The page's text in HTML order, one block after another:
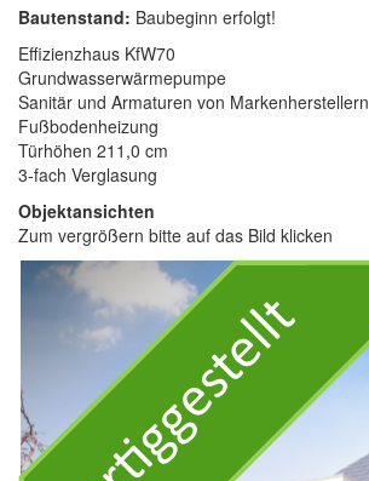
Bautenstand: Baubeginn erfolgt!
Effizienzhaus KfW70
Grundwasserwärmepumpe
Sanitär und Armaturen von Markenherstellern
Fußbodenheizung
Türhöhen 211,0 cm
3-fach Verglasung
Objektansichten
Zum vergrößern bitte auf das Bild klicken